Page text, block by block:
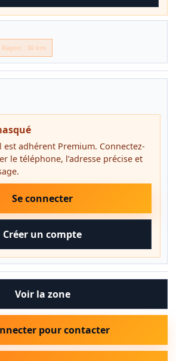
: 30 km
est adhérent Premium. Connectez-
le téléphone, l’adresse précise et
Se connecter
Créer un compte
Voir la zone
pour contacter